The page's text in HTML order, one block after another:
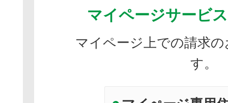
マイページサービ
マイページ上での請求
す。